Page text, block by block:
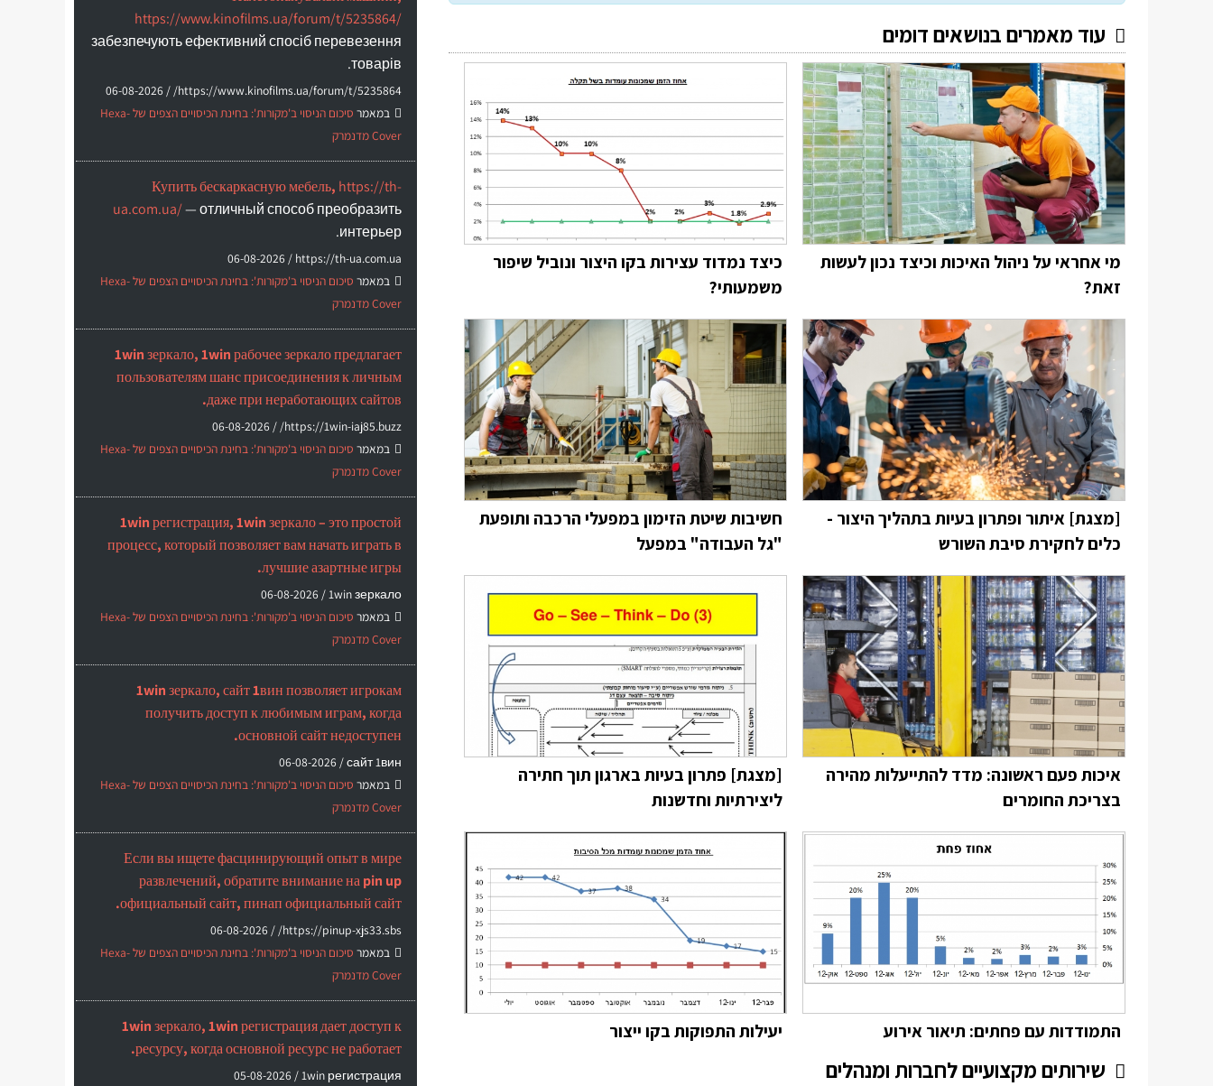
עוד מאמרים בנושאים דומים
מי אחראי על ניהול האיכות וכיצד נכון לעשות
זאת?
כיצד נמדוד עצירות בקו היצור ונוביל שיפור
משמעותי?
[מצגת] איתור ופתרון בעיות בתהליך היצור -
כלים לחקירת סיבת השורש
חשיבות שיטת הזימון במפעלי הרכבה ותופעת
"גל העבודה" במפעל
איכות פעם ראשונה: מדד להתייעלות מהירה
בצריכת החומרים
[מצגת] פתרון בעיות בארגון תוך חתירה
ליצירתיות וחדשנות
התמודדות עם פחתים: תיאור אירוע יעילות התפוקות בקו ייצור
שירותים מקצועיים לחברות ומנהלים
https://www.kinofilms.ua/forum/t/5235864/
забезпечують ефективний спосіб перевезення
товарів.
https://www.kinofilms.ua/forum/t/5235864/ /
06-08-2026
במאמר
סיכום הניסוי ב'מקורות': בחינת הכיסויים הצפים של Hexa-
Cover מדנמרק
Купить бескаркасную мебель, https://th-
ua.com.ua/— отличный способ преобразить
интерьер.
https://th-ua.com.ua /
06-08-2026
במאמר
סיכום הניסוי ב'מקורות': בחינת הכיסויים הצפים של Hexa-
Cover מדנמרק
1win зеркало, 1win рабочее зеркало предлагает
пользователям шанс присоединения к личным
даже при неработающих сайтов.
https://1win-iaj85.buzz/ /
06-08-2026
במאמר
סיכום הניסוי ב'מקורות': בחינת הכיסויים הצפים של Hexa-
Cover מדנמרק
1win регистрация, 1win зеркало – это простой
процесс, который позволяет вам начать играть в
лучшие азартные игры.
1win зеркало /
06-08-2026
במאמר
סיכום הניסוי ב'מקורות': בחינת הכיסויים הצפים של Hexa-
Cover מדנמרק
1win зеркало, сайт 1вин позволяет игрокам
получить доступ к любимым играм, когда
основной сайт недоступен.
сайт 1вин /
06-08-2026
במאמר
סיכום הניסוי ב'מקורות': בחינת הכיסויים הצפים של Hexa-
Cover מדנמרק
Если вы ищете фасцинирующий опыт в мире
развлечений, обратите внимание на pin up
официальный сайт, пинап официальный сайт.
https://pinup-xjs33.sbs/ /
06-08-2026
במאמר
סיכום הניסוי ב'מקורות': בחינת הכיסויים הצפים של Hexa-
Cover מדנמרק
1win зеркало, 1win регистрация дает доступ к
ресурсу, когда основной ресурс не работает.
1win регистрация /
05-08-2026